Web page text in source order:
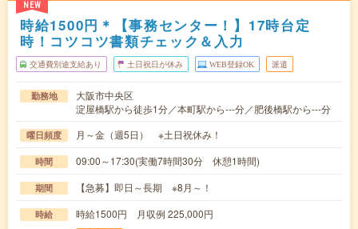
NEW
時給1500円＊【事務センター！】17時台定
時！コツコツ書類チェック＆入力
交通費別途支給あり 土日祝日が休み WEB登録OK 派遣
勤務地
大阪市中央区
淀屋橋駅から徒歩1分／本町駅から---分／肥後橋駅から---分
曜日頻度 月～金（週5日） ※土日祝休み！
時間 09:00～17:30(実働7時間30分 休憩1時間)
期間 【急募】即日～長期 ※8月～！
時給 時給1500円 月収例 225,000円